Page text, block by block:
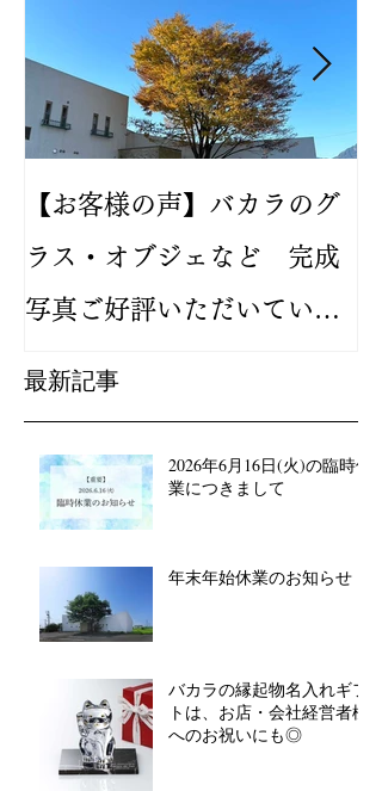
【お客様の声】バカラのグ
ラス・オブジェなど 完成
写真ご好評いただいていま
最新記事
2026年6月16日(火)の臨時休
業につきまして
年末年始休業のお知らせ
バカラの縁起物名入れギフ
トは、お店・会社経営者様
へのお祝いにも◎